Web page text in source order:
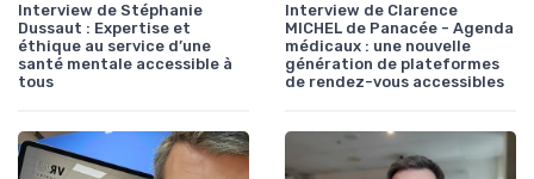
Interview de Stéphanie
Dussaut : Expertise et
éthique au service d’une
santé mentale accessible à
tous
Interview de Clarence
MICHEL de Panacée - Agenda
médicaux : une nouvelle
génération de plateformes
de rendez-vous accessibles